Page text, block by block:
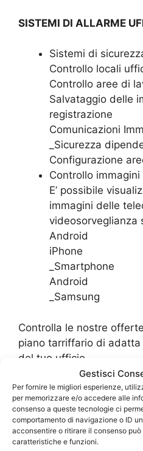
Gestisci
Per fornire le migliori esperienze,
per memorizzare e/o accedere alle
consenso a queste tecnologie ci
comportamento di navigazione o ID
acconsentire o ritirare il consenso
caratteristiche e funzioni.
SISTEMI DI ALLARME
Sistemi di
Controllo locali
Controllo aree di
Salvataggio delle
registrazione
Comunicazioni
_Sicurezza
Configurazione
Controllo
E’ possibile
immagini delle
videosorveglianza
Android
iPhone
_Smartphone
Android
_Samsung
Controlla le nostre
piano tarriffario di adatta
del tuo ufficio
SCOPRI LE OFFERTE